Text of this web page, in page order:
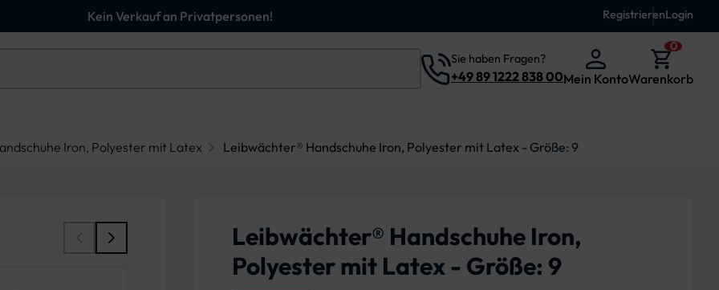
Kein Verkauf an Privatpersonen! RegistrierenLogin
Sie haben Fragen?
+49 89 1222 838 00Mein Konto
0
Warenkorb
Iron, Polyester mit Latex Leibwächter® Handschuhe Iron, Polyester mit Latex - Größe: 9
Leibwächter® Handschuhe Iron,
Polyester mit Latex - Größe: 9